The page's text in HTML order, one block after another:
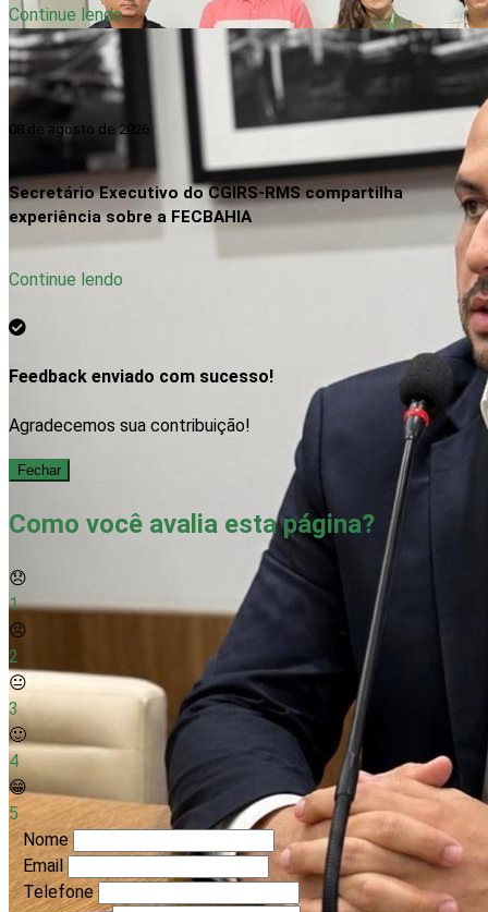
Continue lendo
08 de agosto de 2026
Secretário Executivo do CGIRS-RMS compartilha
experiência sobre a FECBAHIA
Continue lendo
Feedback enviado com sucesso!
Agradecemos sua contribuição!
Fechar
Como você avalia esta página?
😞
1
☹️
2
😐
3
🙂
4
😁
5
Nome
Email
Telefone